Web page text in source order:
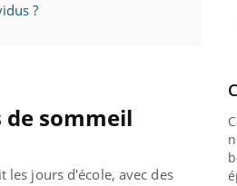
?
de sommeil
jours d'école, avec des
Youtube
food sur le diabète, c'est votre
une ...